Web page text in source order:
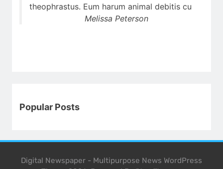
theophrastus. Eum harum animal debitis cu
Melissa Peterson
Popular Posts
Digital Newspaper - Multipurpose News WordPress